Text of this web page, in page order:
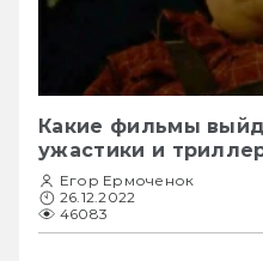
Какие фильмы
ужастики и
Егор Ермоченок
26.12.2022
46083